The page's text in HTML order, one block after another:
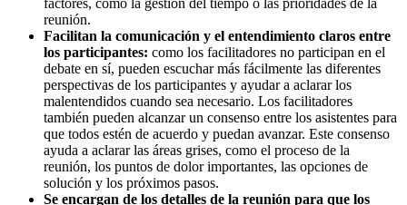
factores, como la gestión del tiempo o las prioridades de la
reunión.
Facilitan la comunicación y el entendimiento claros entre
los participantes: como los facilitadores no participan en el
debate en sí, pueden escuchar más fácilmente las diferentes
perspectivas de los participantes y ayudar a aclarar los
malentendidos cuando sea necesario. Los facilitadores
también pueden alcanzar un consenso entre los asistentes para
que todos estén de acuerdo y puedan avanzar. Este consenso
ayuda a aclarar las áreas grises, como el proceso de la
reunión, los puntos de dolor importantes, las opciones de
solución y los próximos pasos.
Se encargan de los detalles de la reunión para que los